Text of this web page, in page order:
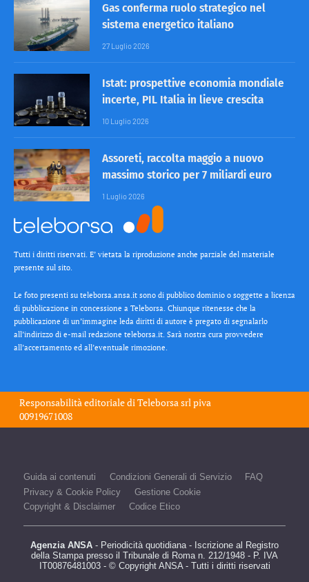
Gas conferma ruolo strategico nel
sistema energetico italiano
27 Luglio 2026
Istat: prospettive economia mondiale
incerte, PIL Italia in lieve crescita
10 Luglio 2026
Assoreti, raccolta maggio a nuovo
massimo storico per 7 miliardi euro
1 Luglio 2026
Tutti i diritti riservati. E’ vietata la riproduzione anche parziale del materiale
presente sul sito.
Le foto presenti su teleborsa.ansa.it sono di pubblico dominio o soggette a licenza
di pubblicazione in concessione a Teleborsa. Chiunque ritenesse che la
pubblicazione di un’immagine leda diritti di autore è pregato di segnalarlo
all’indirizzo di e-mail redazione teleborsa.it. Sarà nostra cura provvedere
all’accertamento ed all’eventuale rimozione.
Responsabilità editoriale diTeleborsa srlpiva
00919671008
Guida ai contenuti Condizioni Generali di Servizio
FAQ
Privacy & Cookie Policy
Gestione Cookie
Copyright & Disclaimer
Codice Etico
Agenzia ANSA - Periodicità quotidiana - Iscrizione al Registro
della Stampa presso il Tribunale di Roma n. 212/1948 - P. IVA
IT00876481003 - © Copyright ANSA - Tutti i diritti riservati